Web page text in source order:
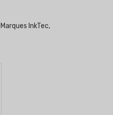
InkTec,